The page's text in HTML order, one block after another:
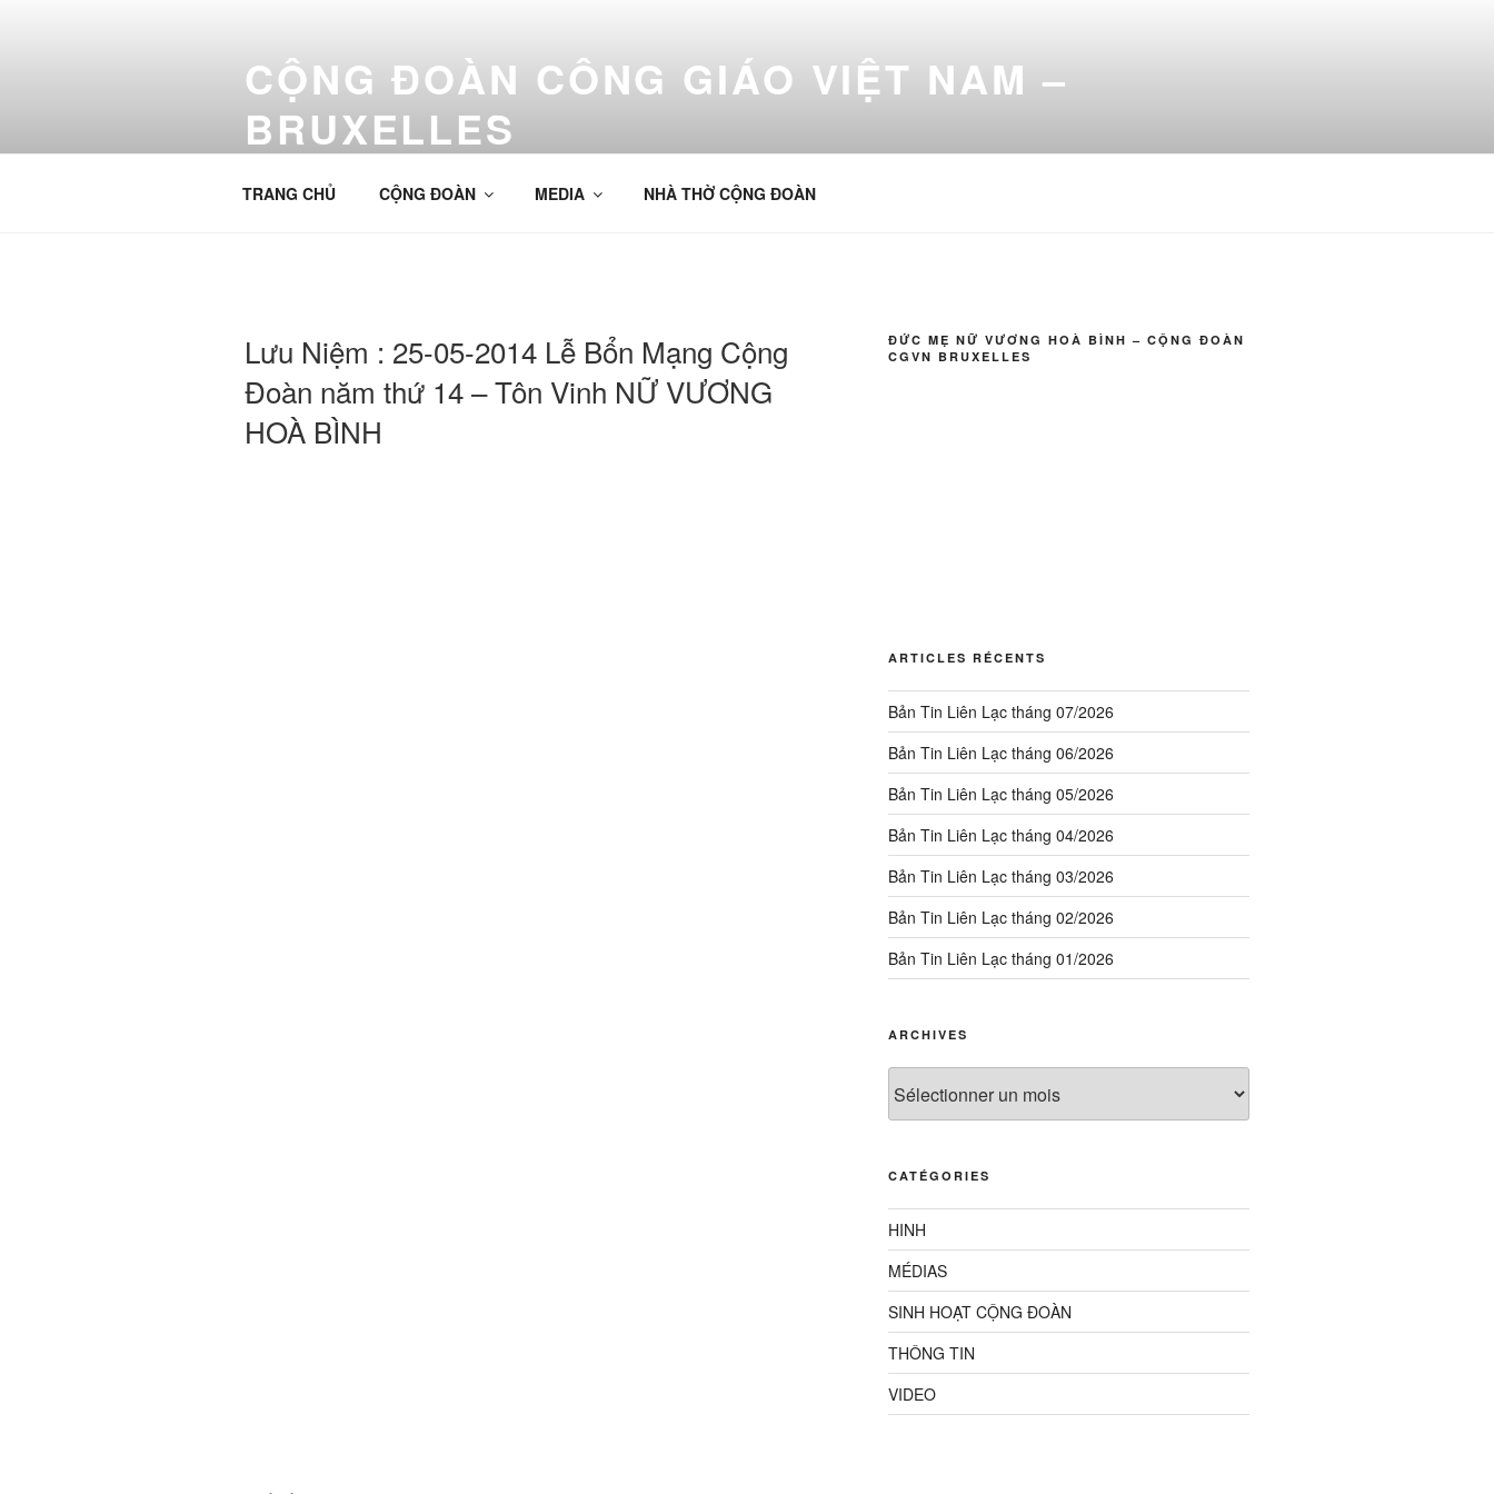
CỘNG ĐOÀN CÔNG GIÁO VIỆT NAM –
BRUXELLES
TRANG CHỦ CỘNG ĐOÀN MEDIA NHÀ THỜ CỘNG ĐOÀN
Lưu Niệm : 25-05-2014 Lễ Bổn Mạng Cộng
Đoàn năm thứ 14 – Tôn Vinh NỮ VƯƠNG
HOÀ BÌNH
ĐỨC MẸ NỮ VƯƠNG HOÀ BÌNH – CỘNG ĐOÀN
CGVN BRUXELLES
ARTICLES RÉCENTS
Bản Tin Liên Lạc tháng 07/2026
Bản Tin Liên Lạc tháng 06/2026
Bản Tin Liên Lạc tháng 05/2026
Bản Tin Liên Lạc tháng 04/2026
Bản Tin Liên Lạc tháng 03/2026
Bản Tin Liên Lạc tháng 02/2026
Bản Tin Liên Lạc tháng 01/2026
ARCHIVES
CATÉGORIES
HINH
MÉDIAS
SINH HOẠT CỘNG ĐOÀN
THÔNG TIN
VIDEO